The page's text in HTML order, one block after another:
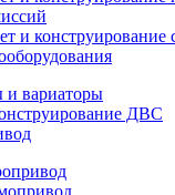
и конструирование
и вариаторы
ДВС